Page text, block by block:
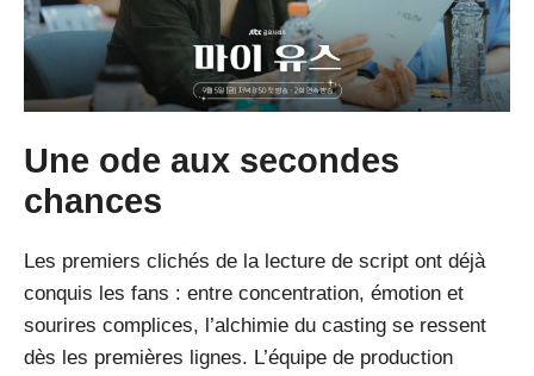
Une ode aux secondes
chances
Les premiers clichés de la lecture de script ont déjà
conquis les fans : entre concentration, émotion et
sourires complices, l’alchimie du casting se ressent
dès les premières lignes. L’équipe de production